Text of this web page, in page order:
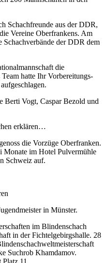
Schachfreunde aus der DDR,
Vereine Oberfrankens. Am
der DDR dem
die
hatte Ihr Vorbereitungs-
Berti Vogt, Caspar Bezold und
erklären…
die Vorzüge Oberfranken.
Monate im Hotel Pulvermühle
Schweiz auf.
in Münster.
im Blindenschach
in der Fichtelgebirgshalle. 28
Suchrob Khamdamov.
11.